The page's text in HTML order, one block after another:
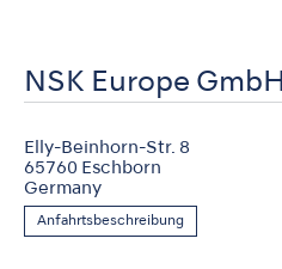
NSK Europe GmbH
Elly-Beinhorn-Str. 8
65760 Eschborn
Germany
Anfahrtsbeschreibung